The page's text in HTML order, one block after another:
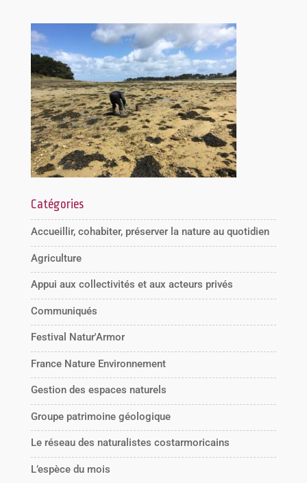
Catégories
Accueillir, cohabiter, préserver la nature au quotidien
Agriculture
Appui aux collectivités et aux acteurs privés
Communiqués
Festival Natur'Armor
France Nature Environnement
Gestion des espaces naturels
Groupe patrimoine géologique
Le réseau des naturalistes costarmoricains
L’espèce du mois